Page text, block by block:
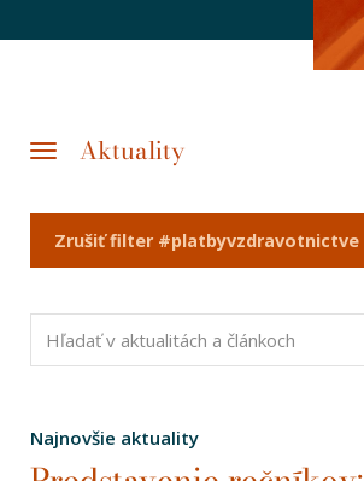
Aktuality
Zrušiť filter #platbyvzdravotnictve
Najnovšie aktuality